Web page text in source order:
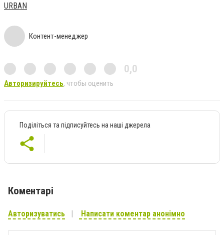
URBAN
Контент-менеджер
0,0
Авторизируйтесь, чтобы оценить
Поділіться та підписуйтесь на наші джерела
Коментарі
Авторизуватись Написати коментар анонімно